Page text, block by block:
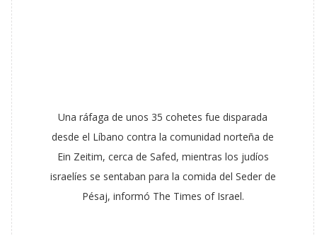
Una ráfaga de unos 35 cohetes fue disparada
desde el Líbano contra la comunidad norteña de
Ein Zeitim, cerca de Safed, mientras los judíos
israelíes se sentaban para la comida del Seder de
Pésaj, informó The Times of Israel.